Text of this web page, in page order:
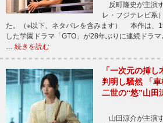
反町隆史が主演
レ・フジテレビ系
た。（※以下、ネタバレを含みます） 本作は、
した学園ドラマ「GTO」が28年ぶりに連続ドラ
… 続きを読む
「一次元の挿
判明し騒然 「
二世の“悠”山田
山田涼介が主演